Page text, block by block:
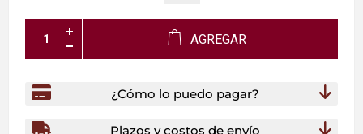
AGREGAR
¿Cómo lo puedo pagar?
Plazos y costos de envío